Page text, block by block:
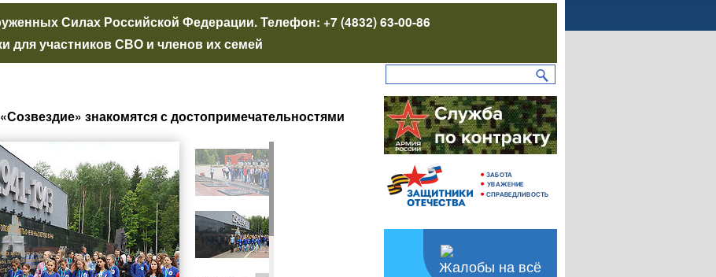
Силах Российской Федерации. Телефон: +7 (4832) 63-00-86
для участников СВО и членов их семей
знакомятся с достопримечательностями
Жалобы на всё